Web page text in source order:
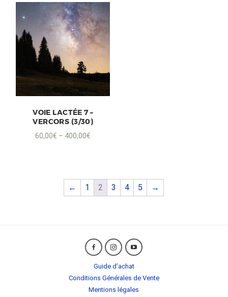
VOIE LACTÉE 7 –
VERCORS (3/30)
60,00€ – 400,00€
← 1 2 3 4 5 →
Guide d’achat
Conditions Générales de Vente
Mentions légales